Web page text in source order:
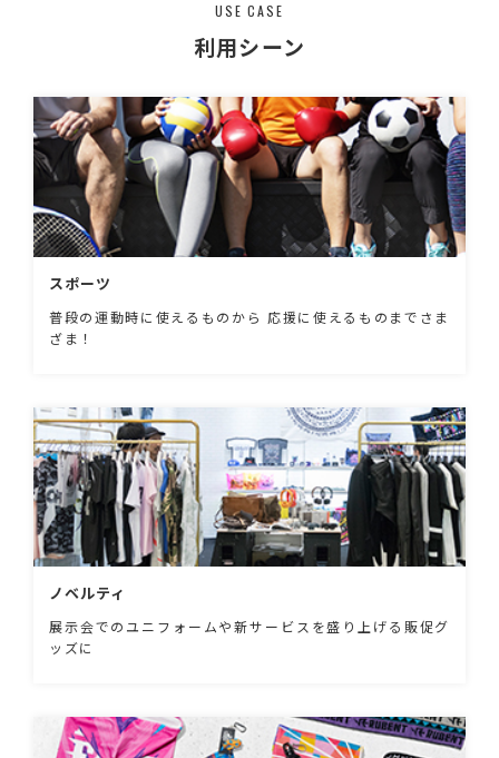
USE CASE
利用シーン
スポーツ
普段の運動時に使えるものから 応援に使えるものまでさま
ざま！
ノベルティ
展示会でのユニフォームや新サービスを盛り上げる販促グ
ッズに